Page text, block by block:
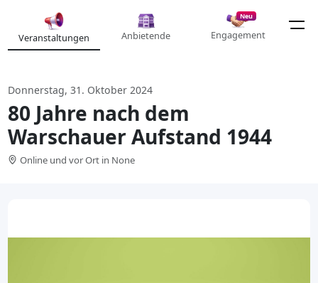
Veranstaltungen Anbietende
Neu
Engagement
Donnerstag, 31. Oktober 2024
80 Jahre nach dem
Warschauer Aufstand 1944
Online und vor Ort in None